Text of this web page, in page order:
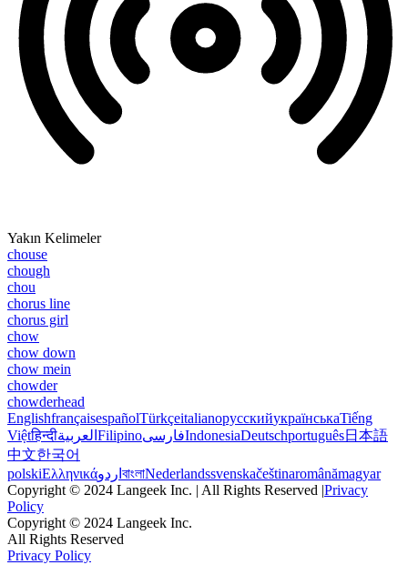
Yakın Kelimeler
chouse
chough
chou
chorus line
chorus girl
chow
chow down
chow mein
chowder
chowderhead
EnglishfrançaisespañolTürkçeitalianoрусскийукраїнськаTiếng
Việtहिन्दीالعربية FilipinoفارسیIndonesiaDeutschportuguês日本語
中文한국어
polskiΕλληνικάاردو বাংলাNederlandssvenskačeštinaromânămagyar
Copyright © 2024 Langeek Inc. | All Rights Reserved |Privacy
Policy
Copyright © 2024 Langeek Inc.
All Rights Reserved
Privacy Policy